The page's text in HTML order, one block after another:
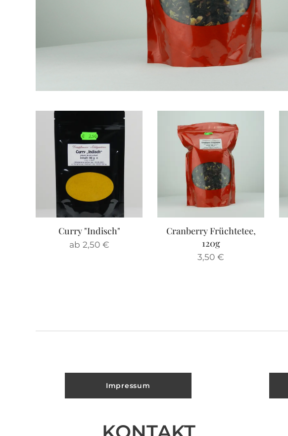
Curry "Indisch"
ab 2,50€
Cranberry Früchtetee,
120g
3,50 €
Impressum